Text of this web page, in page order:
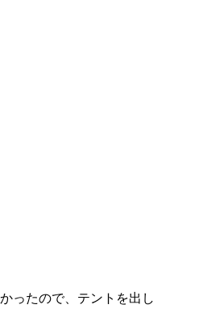
ったので、テントを出し